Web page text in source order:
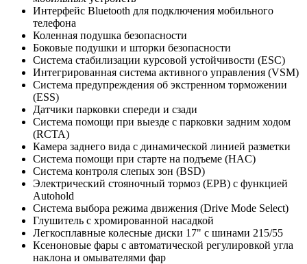
Интерфейс Bluetooth для подключения мобильного
телефона
Коленная подушка безопасности
Боковые подушки и шторки безопасности
Система стабилизации курсовой устойчивости (ESC)
Интегрированная система активного управления (VSM)
Система предупреждения об экстренном торможении
(ESS)
Датчики парковки спереди и сзади
Система помощи при выезде с парковки задним ходом
(RCTA)
Камера заднего вида с динамической линией разметки
Система помощи при старте на подъеме (HAC)
Система контроля слепых зон (BSD)
Электрический стояночный тормоз (EPB) c функцией
Autohold
Система выбора режима движения (Drive Mode Select)
Глушитель с хромированной насадкой
Легкосплавные колесные диски 17" с шинами 215/55
Ксеноновые фары с автоматической регулировкой угла
наклона и омывателями фар